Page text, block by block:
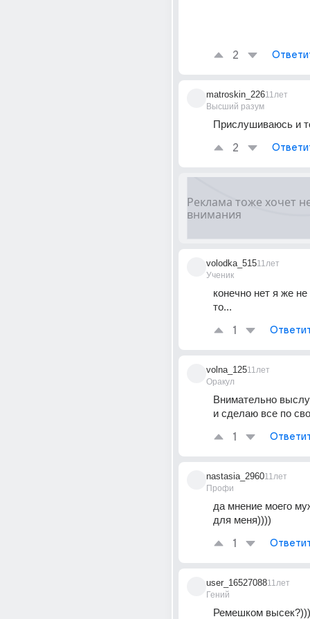
2
matroskin_226
Высший разум
11лет
Прислушиваюсь и
2
volodka_515
Ученик
11лет
конечно нет я же
то...
1
volna_125
Оракул
11лет
Внимательно
и сделаю все по
1
nastasia_2960
Профи
11лет
да мнение моего
для меня))))
1
user_16527088
Гений
11лет
Ремешком высек?)))